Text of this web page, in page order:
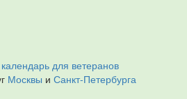
календарь для ветеранов
Москвы и Санкт-Петербурга